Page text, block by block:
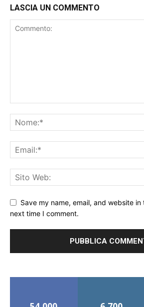
LASCIA UN COMMENTO
Save my name, email, and website
next time I comment.